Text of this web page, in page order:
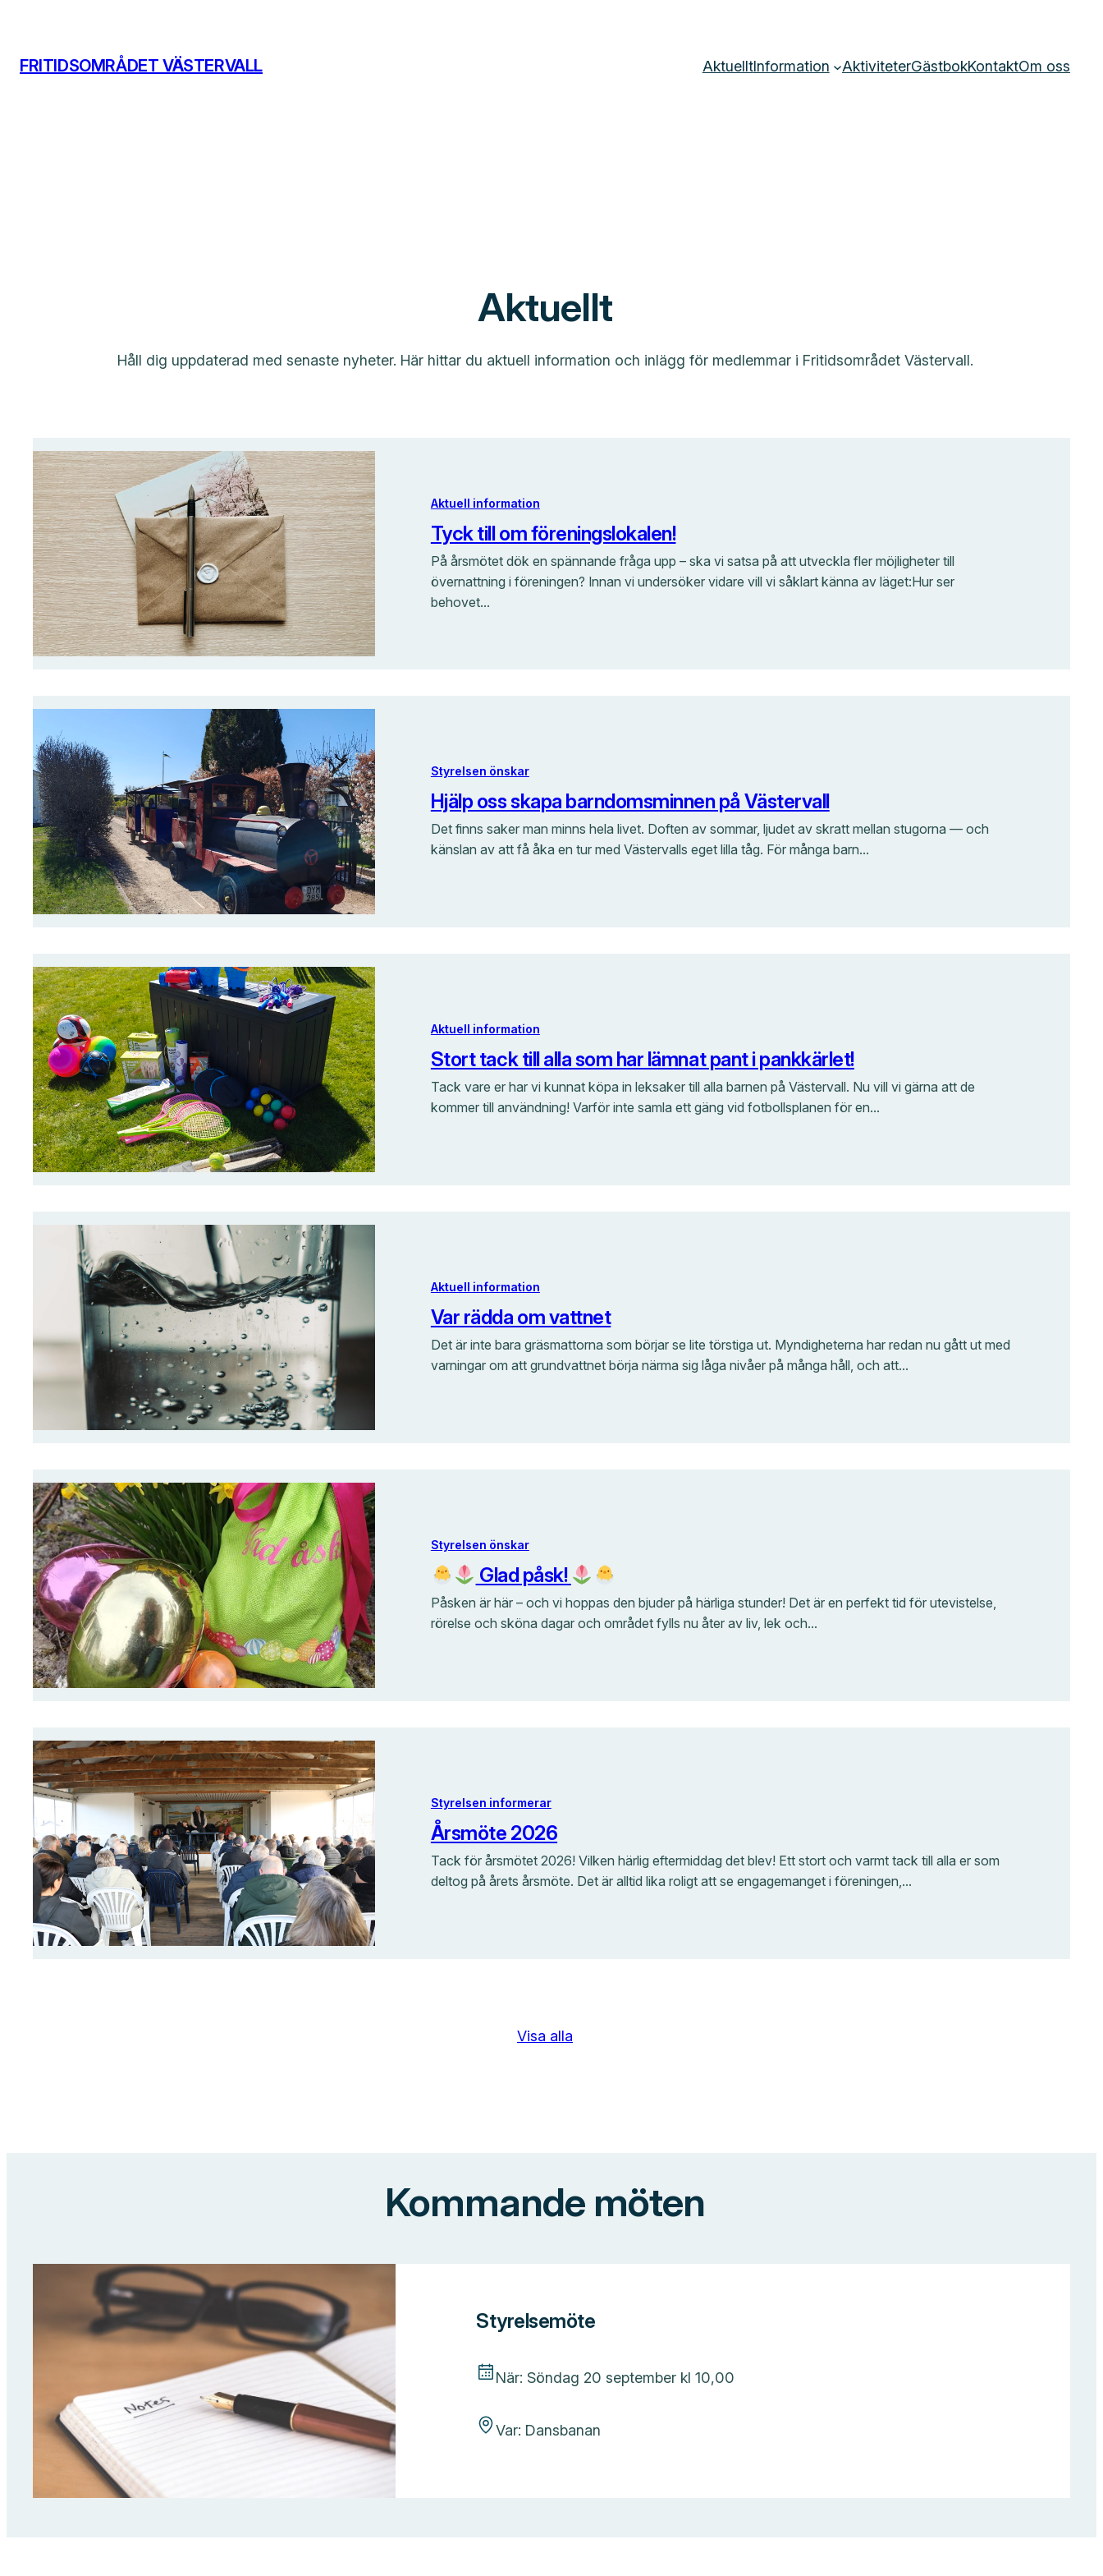
innehåll
FRITIDSOMRÅDET VÄSTERVALL AktuelltInformation AktiviteterGästbokKontaktOm oss
Aktuellt
Håll dig uppdaterad med senaste nyheter. Här hittar du aktuell information och inlägg för medlemmar i Fritidsområdet Västervall.
Aktuell information
Tyck till om föreningslokalen!
På årsmötet dök en spännande fråga upp – ska vi satsa på att utveckla fler möjligheter till
övernattning i föreningen? Innan vi undersöker vidare vill vi såklart känna av läget:Hur ser
behovet…
Styrelsen önskar
Hjälp oss skapa barndomsminnen på Västervall
Det finns saker man minns hela livet. Doften av sommar, ljudet av skratt mellan stugorna — och
känslan av att få åka en tur med Västervalls eget lilla tåg. För många barn…
Aktuell information
Stort tack till alla som har lämnat pant i pankkärlet!
Tack vare er har vi kunnat köpa in leksaker till alla barnen på Västervall. Nu vill vi gärna att de
kommer till användning! Varför inte samla ett gäng vid fotbollsplanen för en…
Aktuell information
Var rädda om vattnet
Det är inte bara gräsmattorna som börjar se lite törstiga ut. Myndigheterna har redan nu gått ut med
varningar om att grundvattnet börja närma sig låga nivåer på många håll, och att…
Styrelsen önskar
Glad påsk!
Påsken är här – och vi hoppas den bjuder på härliga stunder! Det är en perfekt tid för utevistelse,
rörelse och sköna dagar och området fylls nu åter av liv, lek och…
Styrelsen informerar
Årsmöte 2026
Tack för årsmötet 2026! Vilken härlig eftermiddag det blev! Ett stort och varmt tack till alla er som
deltog på årets årsmöte. Det är alltid lika roligt att se engagemanget i föreningen,…
Visa alla
Kommande möten
Styrelsemöte
När: Söndag 20 september kl 10,00
Var: Dansbanan